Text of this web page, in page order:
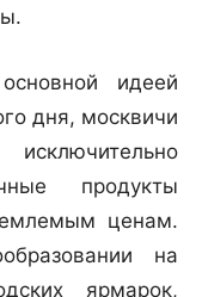
идеей
дня, москвичи
продукты
ценам.
на
ярмарок,